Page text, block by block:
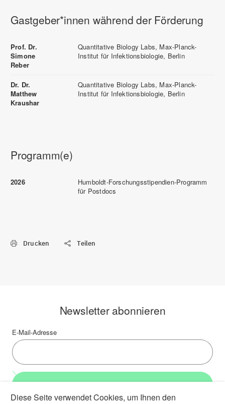
Gastgeber*innen während der Förderung
Prof. Dr.
Simone
Reber
Quantitative Biology Labs, Max-Planck-
Institut für Infektionsbiologie, Berlin
Dr. Dr.
Matthew
Kraushar
Quantitative Biology Labs, Max-Planck-
Institut für Infektionsbiologie, Berlin
Programm(e)
2026
Humboldt-Forschungsstipendien-Programm
für Postdocs
Drucken Teilen
Newsletter abonnieren
E-Mail-Adresse
Weiter
Diese Seite verwendet Cookies, um Ihnen den